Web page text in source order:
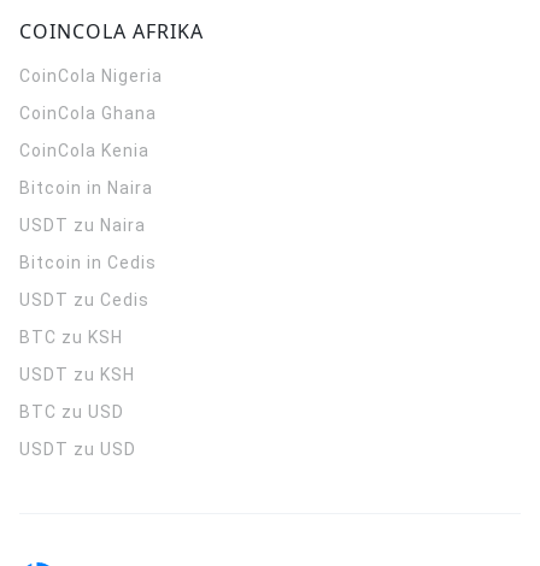
COINCOLA AFRIKA
CoinCola Nigeria
CoinCola Ghana
CoinCola Kenia
Bitcoin in Naira
USDT zu Naira
Bitcoin in Cedis
USDT zu Cedis
BTC zu KSH
USDT zu KSH
BTC zu USD
USDT zu USD